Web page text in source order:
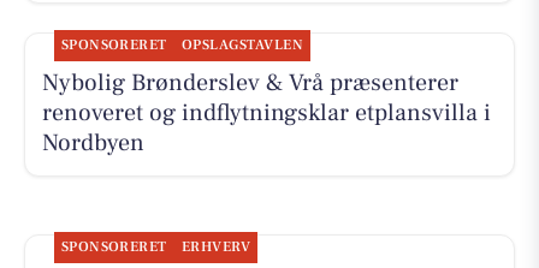
SPONSORERET OPSLAGSTAVLEN
Nybolig Brønderslev & Vrå præsenterer
renoveret og indflytningsklar etplansvilla i
Nordbyen
SPONSORERET ERHVERV